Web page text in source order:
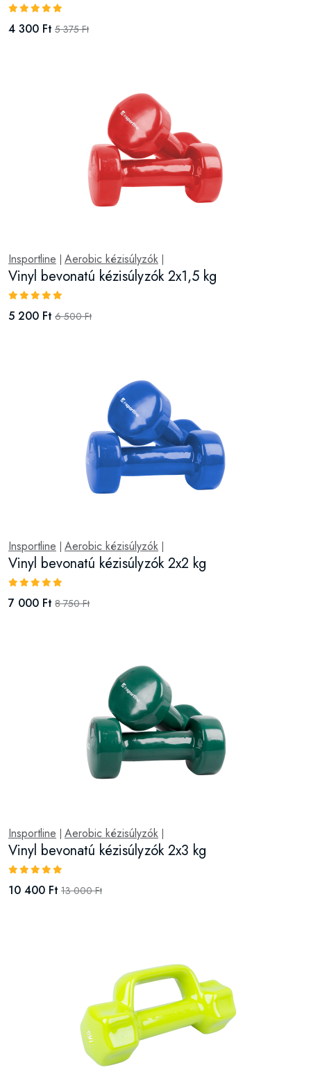
4 300 Ft 5 375 Ft
Insportline Aerobic kézisúlyzók
Vinyl bevonatú kézisúlyzók 2x1,5 kg
5 200 Ft 6 500 Ft
Insportline Aerobic kézisúlyzók
Vinyl bevonatú kézisúlyzók 2x2 kg
7 000 Ft 8 750 Ft
Insportline Aerobic kézisúlyzók
Vinyl bevonatú kézisúlyzók 2x3 kg
10 400 Ft 13 000 Ft